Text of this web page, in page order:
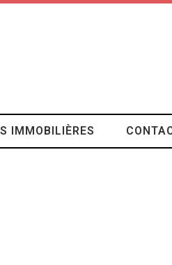
IMMOBILIÈRES